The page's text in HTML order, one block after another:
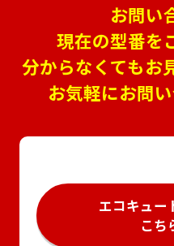
お問い
現在の型番を
分からなくてもお
お気軽にお問
エコキュー
こち